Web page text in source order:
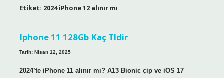
Etiket: 2024 iPhone 12 alınır mı
Iphone 11 128Gb Kaç Tldir
Tarih: Nisan 12, 2025
2024’te iPhone 11 alınır mı? A13 Bionic çip ve iOS 17